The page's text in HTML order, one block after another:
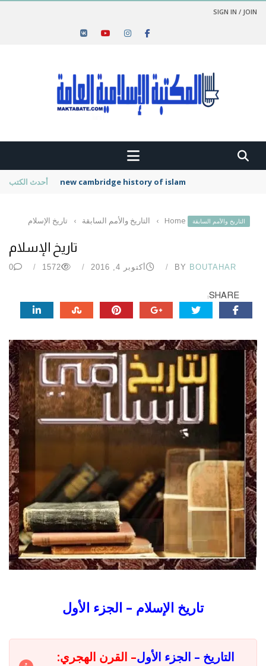
SIGN IN / JOIN
أحدث الكتب new cambridge history of islam
التاريخ والأمم السابقة Home
› التاريخ والأمم السابقة › تاريخ الإسلام
تاريخ الإسلام
BY BOUTAHAR أكتوبر 4, 2016 1572
0
SHARE:
تاريخ الإسلام – الجزء الأول
التاريخ – الجزء الأول– القرن الهجري: